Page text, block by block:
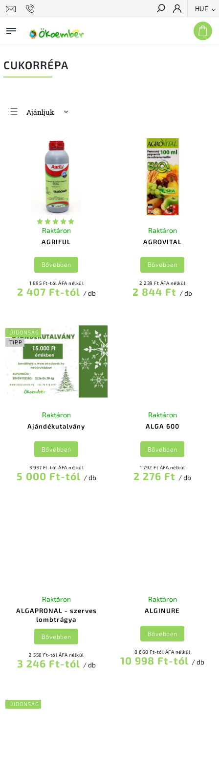
HUF
Keresés
CUKORRÉPA
Ajánljuk
Legdrágább
Legnépszerűbb
termékek
ABC szerint
AGRIFUL
Raktáron
1 895 Ft-tól ÁFA nélkül
2 407 Ft-tól / db
Bővebben
AGROVITAL
Raktáron
2 239 Ft ÁFA nélkül
2 844 Ft / db
Bővebben
ÚJDONSÁG
TIPP
Ajándékutalvány
Raktáron
3 937 Ft-tól ÁFA nélkül
5 000 Ft-tól / db
Bővebben
ALGA 600
Raktáron
1 792 Ft ÁFA nélkül
2 276 Ft / db
Bővebben
ALGAPRONAL - szerves
lombtrágya
Raktáron
2 556 Ft-tól ÁFA nélkül
3 246 Ft-tól / db
Bővebben
ALGINURE
Raktáron
8 660 Ft-tól ÁFA nélkül
10 998 Ft-tól / db
Bővebben
ÚJDONSÁG